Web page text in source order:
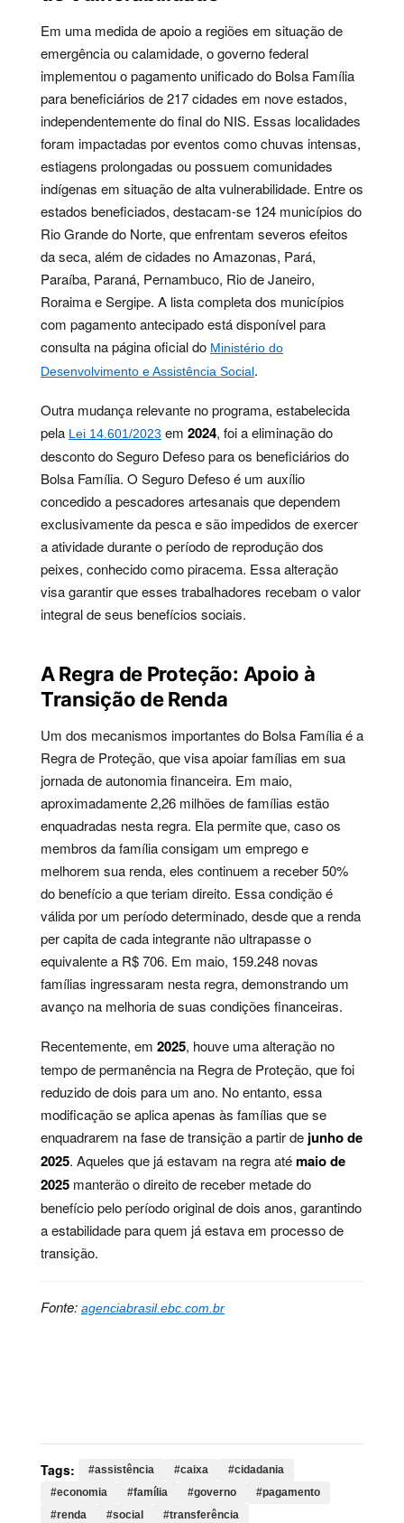
Em uma medida de apoio a regiões em situação de
emergência ou calamidade, o governo federal
implementou o pagamento unificado do Bolsa Família
para beneficiários de 217 cidades em nove estados,
independentemente do final do NIS. Essas localidades
foram impactadas por eventos como chuvas intensas,
estiagens prolongadas ou possuem comunidades
indígenas em situação de alta vulnerabilidade. Entre os
estados beneficiados, destacam-se 124 municípios do
Rio Grande do Norte, que enfrentam severos efeitos
da seca, além de cidades no Amazonas, Pará,
Paraíba, Paraná, Pernambuco, Rio de Janeiro,
Roraima e Sergipe. A lista completa dos municípios
com pagamento antecipado está disponível para
consulta na página oficial do Ministério do
Desenvolvimento e Assistência Social.
Outra mudança relevante no programa, estabelecida
pela Lei 14.601/2023 em 2024, foi a eliminação do
desconto do Seguro Defeso para os beneficiários do
Bolsa Família. O Seguro Defeso é um auxílio
concedido a pescadores artesanais que dependem
exclusivamente da pesca e são impedidos de exercer
a atividade durante o período de reprodução dos
peixes, conhecido como piracema. Essa alteração
visa garantir que esses trabalhadores recebam o valor
integral de seus benefícios sociais.
A Regra de Proteção: Apoio à
Transição de Renda
Um dos mecanismos importantes do Bolsa Família é a
Regra de Proteção, que visa apoiar famílias em sua
jornada de autonomia financeira. Em maio,
aproximadamente 2,26 milhões de famílias estão
enquadradas nesta regra. Ela permite que, caso os
membros da família consigam um emprego e
melhorem sua renda, eles continuem a receber 50%
do benefício a que teriam direito. Essa condição é
válida por um período determinado, desde que a renda
per capita de cada integrante não ultrapasse o
equivalente a R$ 706. Em maio, 159.248 novas
famílias ingressaram nesta regra, demonstrando um
avanço na melhoria de suas condições financeiras.
Recentemente, em 2025, houve uma alteração no
tempo de permanência na Regra de Proteção, que foi
reduzido de dois para um ano. No entanto, essa
modificação se aplica apenas às famílias que se
enquadrarem na fase de transição a partir de junho de
2025. Aqueles que já estavam na regra atémaio de
2025 manterão o direito de receber metade do
benefício pelo período original de dois anos, garantindo
a estabilidade para quem já estava em processo de
transição.
Fonte: agenciabrasil.ebc.com.br
Tags: #assistência #caixa
#cidadania
#economia
#família #governo
#pagamento
#renda
#social #transferência